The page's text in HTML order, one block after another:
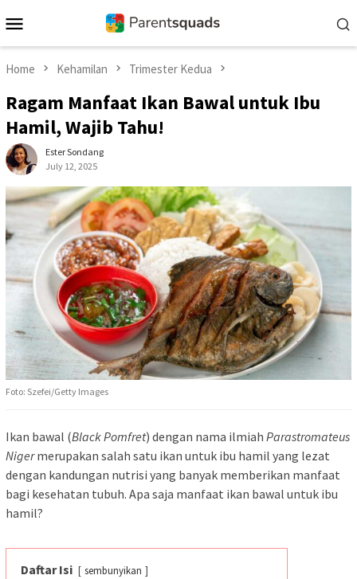
to
Menu
Home Kehamilan Trimester Kedua
Ragam Manfaat Ikan Bawal untuk Ibu
Hamil, Wajib Tahu!
Ester Sondang
July 12, 2025
Foto: Szefei/Getty Images
Ikan bawal (Black Pomfret) dengan nama ilmiah Parastromateus
Nigermerupakan salah satu ikan untuk ibu hamil yang lezat
dengan kandungan nutrisi yang banyak memberikan manfaat
bagi kesehatan tubuh. Apa saja manfaat ikan bawal untuk ibu
hamil?
Daftar Isi sembunyikan